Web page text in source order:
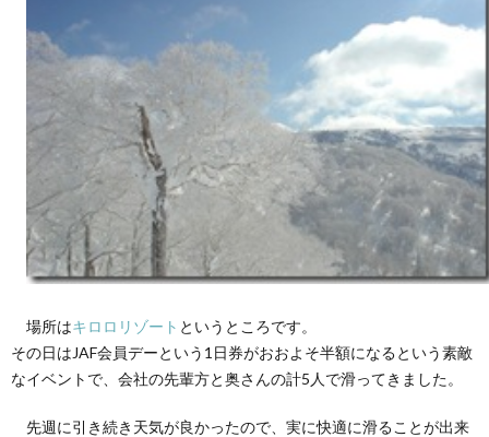
場所はキロロリゾート というところです。
その日はJAF会員デーという1日券がおおよそ半額になるという素敵
なイベントで、会社の先輩方と奥さんの計5人で滑ってきました。
先週に引き続き天気が良かったので、実に快適に滑ることが出来